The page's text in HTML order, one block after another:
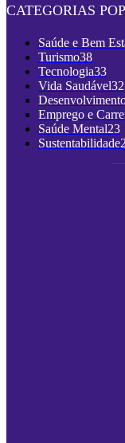
CATEGORIAS
Saúde e Bem
Turismo38
Tecnologia33
Vida Saudável32
Emprego e
Saúde Mental23
Sustentabilidade